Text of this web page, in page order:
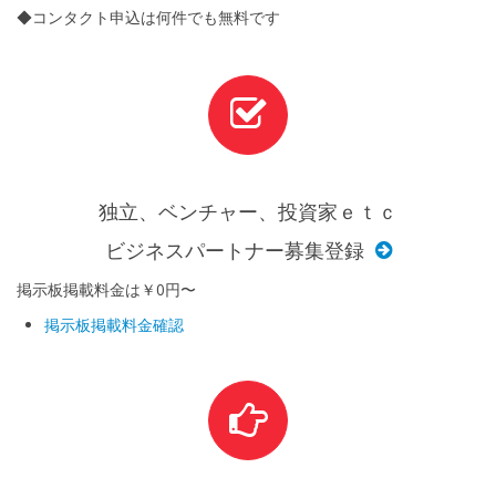
◆コンタクト申込は何件でも無料です
独立、ベンチャー、投資家ｅｔｃ
ビジネスパートナー募集登録
掲示板掲載料金は￥0円〜
掲示板掲載料金確認